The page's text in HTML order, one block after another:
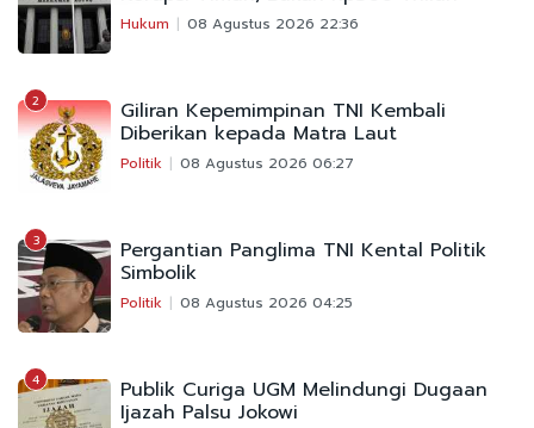
Hukum 08 Agustus 2026 22:36
2 Giliran Kepemimpinan TNI Kembali
Diberikan kepada Matra Laut
Politik 08 Agustus 2026 06:27
3 Pergantian Panglima TNI Kental Politik
Simbolik
Politik 08 Agustus 2026 04:25
4 Publik Curiga UGM Melindungi Dugaan
Ijazah Palsu Jokowi